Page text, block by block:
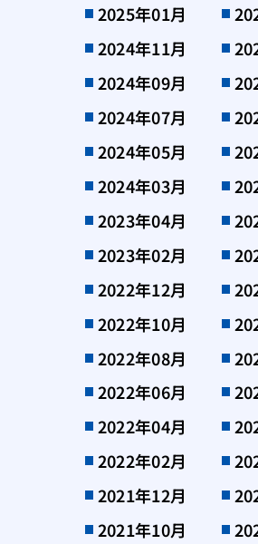
2025年01月
2024年11月
2024年09月
2024年07月
2024年05月
2024年03月
2023年04月
2023年02月
2022年12月
2022年10月
2022年08月
2022年06月
2022年04月
2022年02月
2021年12月
2021年10月